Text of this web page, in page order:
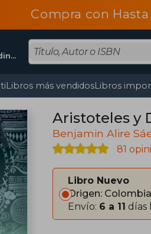
Compra con
Bogota, Cundinamarca
Libros más vendidosLibros
Aristoteles y
Benjamin Alire
81
Libro Nuevo
Origen: Colombia
Envío: 6 a 11 días